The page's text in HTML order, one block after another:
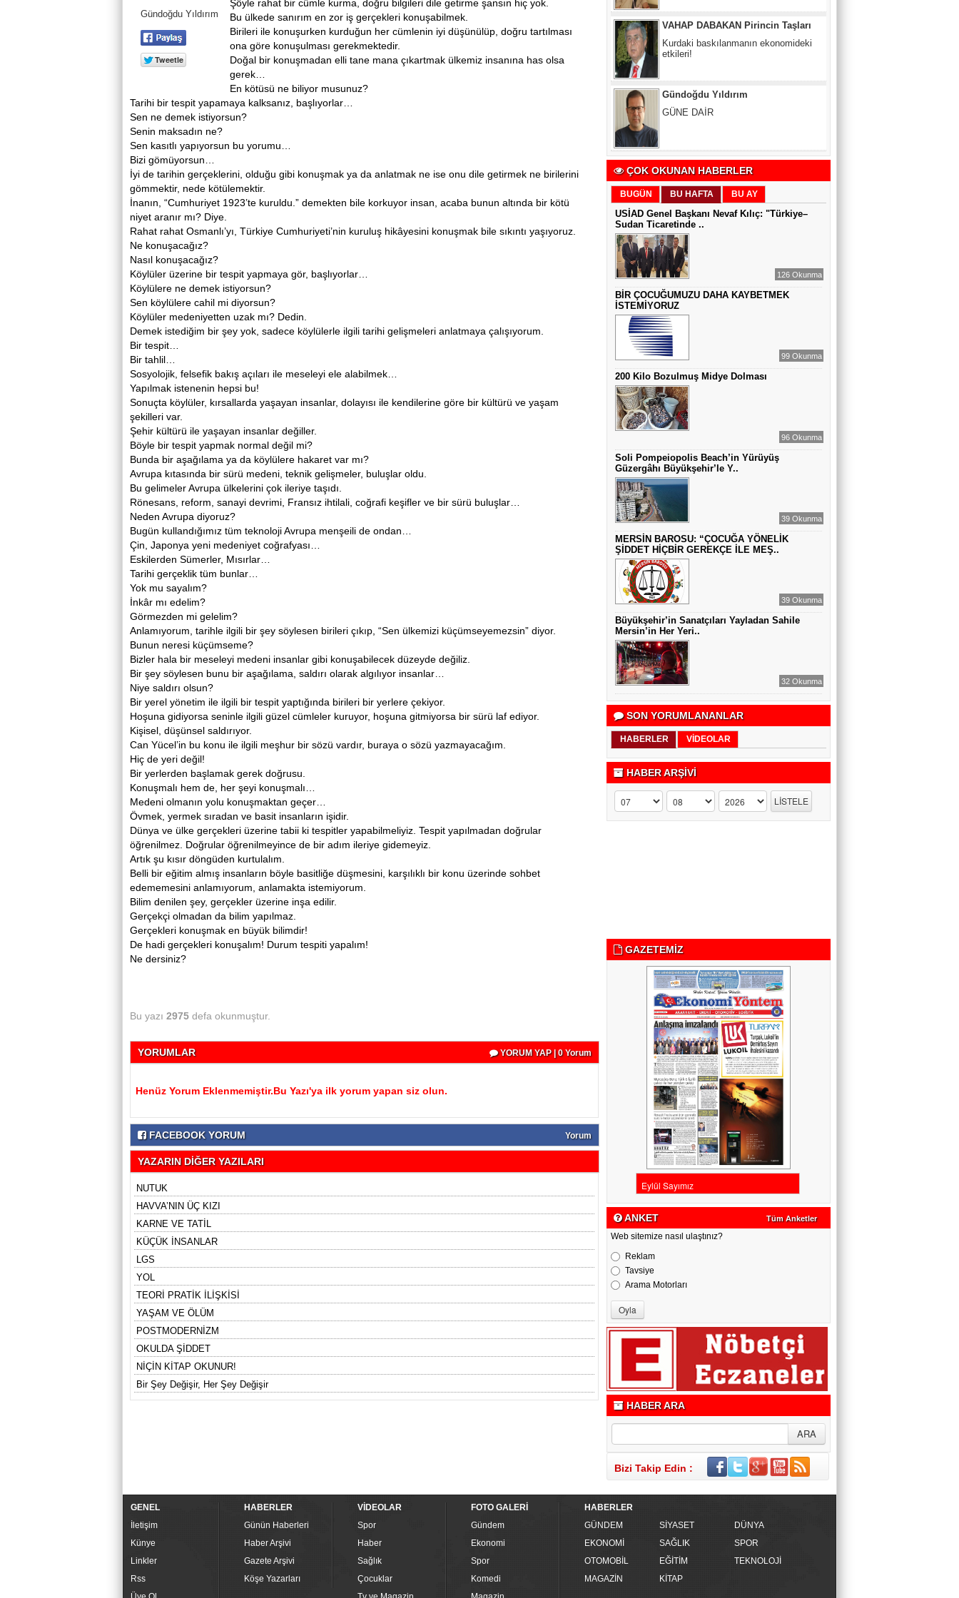
Gündoğdu Yıldırım
Şöyle rahat bir cümle kurma, doğru bilgileri dile getirme şansın hiç yok.
Bu ülkede sanırım en zor iş gerçekleri konuşabilmek.
Birileri ile konuşurken kurduğun her cümlenin iyi düşünülüp, doğru tartılması
ona göre konuşulması gerekmektedir.
Doğal bir konuşmadan elli tane mana çıkartmak ülkemiz insanına has olsa
gerek…
En kötüsü ne biliyor musunuz?
Tarihi bir tespit yapamaya kalksanız, başlıyorlar…
Sen ne demek istiyorsun?
Senin maksadın ne?
Sen kasıtlı yapıyorsun bu yorumu…
Bizi gömüyorsun…
İyi de tarihin gerçeklerini, olduğu gibi konuşmak ya da anlatmak ne ise onu dile getirmek ne birilerini
gömmektir, nede kötülemektir.
İnanın, “Cumhuriyet 1923’te kuruldu.” demekten bile korkuyor insan, acaba bunun altında bir kötü
niyet aranır mı? Diye.
Rahat rahat Osmanlı’yı, Türkiye Cumhuriyeti’nin kuruluş hikâyesini konuşmak bile sıkıntı yaşıyoruz.
Ne konuşacağız?
Nasıl konuşacağız?
Köylüler üzerine bir tespit yapmaya gör, başlıyorlar…
Köylülere ne demek istiyorsun?
Sen köylülere cahil mi diyorsun?
Köylüler medeniyetten uzak mı? Dedin.
Demek istediğim bir şey yok, sadece köylülerle ilgili tarihi gelişmeleri anlatmaya çalışıyorum.
Bir tespit…
Bir tahlil…
Sosyolojik, felsefik bakış açıları ile meseleyi ele alabilmek…
Yapılmak istenenin hepsi bu!
Sonuçta köylüler, kırsallarda yaşayan insanlar, dolayısı ile kendilerine göre bir kültürü ve yaşam
şekilleri var.
Şehir kültürü ile yaşayan insanlar değiller.
Böyle bir tespit yapmak normal değil mi?
Bunda bir aşağılama ya da köylülere hakaret var mı?
Avrupa kıtasında bir sürü medeni, teknik gelişmeler, buluşlar oldu.
Bu gelimeler Avrupa ülkelerini çok ileriye taşıdı.
Rönesans, reform, sanayi devrimi, Fransız ihtilali, coğrafi keşifler ve bir sürü buluşlar…
Neden Avrupa diyoruz?
Bugün kullandığımız tüm teknoloji Avrupa menşeili de ondan…
Çin, Japonya yeni medeniyet coğrafyası…
Eskilerden Sümerler, Mısırlar…
Tarihi gerçeklik tüm bunlar…
Yok mu sayalım?
İnkâr mı edelim?
Görmezden mi gelelim?
Anlamıyorum, tarihle ilgili bir şey söylesen birileri çıkıp, “Sen ülkemizi küçümseyemezsin” diyor.
Bunun neresi küçümseme?
Bizler hala bir meseleyi medeni insanlar gibi konuşabilecek düzeyde değiliz.
Bir şey söylesen bunu bir aşağılama, saldırı olarak algılıyor insanlar…
Niye saldırı olsun?
Bir yerel yönetim ile ilgili bir tespit yaptığında birileri bir yerlere çekiyor.
Hoşuna gidiyorsa seninle ilgili güzel cümleler kuruyor, hoşuna gitmiyorsa bir sürü laf ediyor.
Kişisel, düşünsel saldırıyor.
Can Yücel’in bu konu ile ilgili meşhur bir sözü vardır, buraya o sözü yazmayacağım.
Hiç de yeri değil!
Bir yerlerden başlamak gerek doğrusu.
Konuşmalı hem de, her şeyi konuşmalı…
Medeni olmanın yolu konuşmaktan geçer…
Övmek, yermek sıradan ve basit insanların işidir.
Dünya ve ülke gerçekleri üzerine tabii ki tespitler yapabilmeliyiz. Tespit yapılmadan doğrular
öğrenilmez. Doğrular öğrenilmeyince de bir adım ileriye gidemeyiz.
Artık şu kısır döngüden kurtulalım.
Belli bir eğitim almış insanların böyle basitliğe düşmesini, karşılıklı bir konu üzerinde sohbet
edememesini anlamıyorum, anlamakta istemiyorum.
Bilim denilen şey, gerçekler üzerine inşa edilir.
Gerçekçi olmadan da bilim yapılmaz.
Gerçekleri konuşmak en büyük bilimdir!
De hadi gerçekleri konuşalım! Durum tespiti yapalım!
Ne dersiniz?
Bu yazı 2975 defa okunmuştur.
YORUMLAR YORUM YAP | 0 Yorum
Henüz Yorum Eklenmemiştir.Bu Yazı'ya ilk yorum yapan siz olun.
FACEBOOK YORUM Yorum
YAZARIN DİĞER YAZILARI
NUTUK
HAVVA’NIN ÜÇ KIZI
KARNE VE TATİL
KÜÇÜK İNSANLAR
LGS
YOL
TEORİ PRATİK İLİŞKİSİ
YAŞAM VE ÖLÜM
POSTMODERNİZM
OKULDA ŞİDDET
NİÇİN KİTAP OKUNUR!
Bir Şey Değişir, Her Şey Değişir
Gündoğdu Yıldırım
GÜNE DAİR
Zeynel Aslan
Sıddıka BALAKAN
DİJİTAL VİCDAN
Gül Saydam
SEN BENİ UNUTSAN DA
MUAZZEZ TOĞRUL
ZAMANA DUR DEMEK OLMAZ
VAHAP DABAKAN Pirincin Taşları
Kurdaki baskılanmanın ekonomideki
etkileri!
ÇOK OKUNAN HABERLER
BUGÜN BU HAFTA BU AY
USİAD Genel Başkanı Nevaf Kılıç: "Türkiye–
Sudan Ticaretinde ..
126 Okunma
BİR ÇOCUĞUMUZU DAHA KAYBETMEK
İSTEMİYORUZ
99 Okunma
200 Kilo Bozulmuş Midye Dolması
96 Okunma
Soli Pompeiopolis Beach’in Yürüyüş
Güzergâhı Büyükşehir’le Y..
39 Okunma
MERSİN BAROSU: “ÇOCUĞA YÖNELİK
ŞİDDET HİÇBİR GEREKÇE İLE MEŞ..
39 Okunma
Büyükşehir’in Sanatçıları Yayladan Sahile
Mersin’in Her Yeri..
32 Okunma
SON YORUMLANANLAR
HABERLER VİDEOLAR
HABER ARŞİVİ
GAZETEMİZ
ANKET Tüm Anketler
Web sitemize nasıl ulaştınız?
Reklam
Tavsiye
Arama Motorları
HABER ARA
Bizi Takip Edin :
GENEL
İletişim
Künye
Linkler
Rss
HABERLER
Günün Haberleri
Haber Arşivi
Gazete Arşivi
Köşe Yazarları
VİDEOLAR
Spor
Haber
Sağlık
Çocuklar
FOTO GALERİ
Gündem
Ekonomi
Spor
Komedi
HABERLER
GÜNDEM
SİYASET
DÜNYA
EKONOMİ
SAĞLIK
SPOR
OTOMOBİL
EĞİTİM
TEKNOLOJİ
MAGAZİN
KİTAP